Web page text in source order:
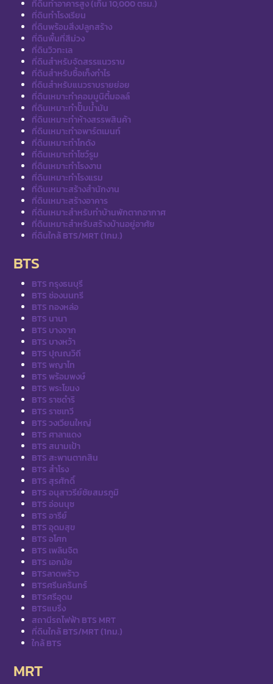
ที่ดินทำอาคารสูง (เกิน 10,000 ตรม.)
ที่ดินทำโรงเรียน
ที่ดินพร้อมสิ่งปลูกสร้าง
ที่ดินพื้นที่สีม่วง
ที่ดินวิวทะเล
ที่ดินสำหรับจัดสรรแนวราบ
ที่ดินสำหรับซื้อเก็งกำไร
ที่ดินสำหรับแนวราบรายย่อย
ที่ดินเหมาะทำคอมมูนิตี้มอลล์
ที่ดินเหมาะทำปั๊มน้ำมัน
ที่ดินเหมาะทำห้างสรรพสินค้า
ที่ดินเหมาะทำอพาร์ตเมนท์
ที่ดินเหมาะทำโกดัง
ที่ดินเหมาะทำโชว์รูม
ที่ดินเหมาะทำโรงงาน
ที่ดินเหมาะทำโรงแรม
ที่ดินเหมาะสร้างสำนักงาน
ที่ดินเหมาะสร้างอาคาร
ที่ดินเหมาะสำหรับทำบ้านพักตากอากาศ
ที่ดินเหมาะสำหรับสร้างบ้านอยู่อาศัย
ที่ดินใกล้ BTS/MRT (1กม.)
BTS
BTS กรุงธนบุรี
BTS ช่องนนทรี
BTS ทองหล่อ
BTS นานา
BTS บางจาก
BTS บางหว้า
BTS ปุณณวิถี
BTS พญาไท
BTS พร้อมพงษ์
BTS พระโขนง
BTS ราชดำริ
BTS ราชเทวี
BTS วงเวียนใหญ่
BTS ศาลาแดง
BTS สนามเป้า
BTS สะพานตากสิน
BTS สำโรง
BTS สุรศักดิ์
BTS อนุสาวรีย์ชัยสมรภูมิ
BTS อ่อนนุช
BTS อารีย์
BTS อุดมสุข
BTS อโศก
BTS เพลินจิต
BTS เอกมัย
BTSลาดพร้าว
BTSศรีนครินทร์
BTSศรีอุดม
BTSแบริ่ง
สถานีรถไฟฟ้า BTS MRT
ที่ดินใกล้ BTS/MRT (1กม.)
ใกล้ BTS
MRT